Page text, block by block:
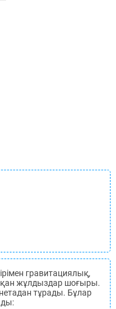
гравитациялық,
жұлдыздар шоғыры.
тұрады. Бұлар